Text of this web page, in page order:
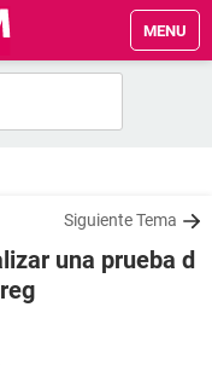
MENU
Siguiente Tema
una prueba d